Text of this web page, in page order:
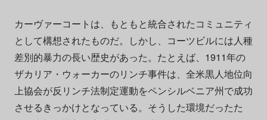
カーヴァーコートは、もともと統合されたコミュニティ
として構想されたものだ。しかし、コーツビルには人種
差別的暴力の長い歴史があった。たとえば、1911年の
ザカリア・ウォーカーのリンチ事件は、全米黒人地位向
上協会が反リンチ法制定運動をペンシルベニア州で成功
させるきっかけとなっている。そうした環境だったた